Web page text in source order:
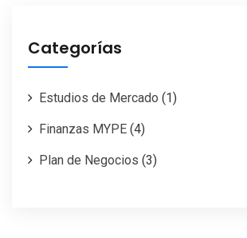
Categorías
Estudios de Mercado (1)
Finanzas MYPE (4)
Plan de Negocios (3)